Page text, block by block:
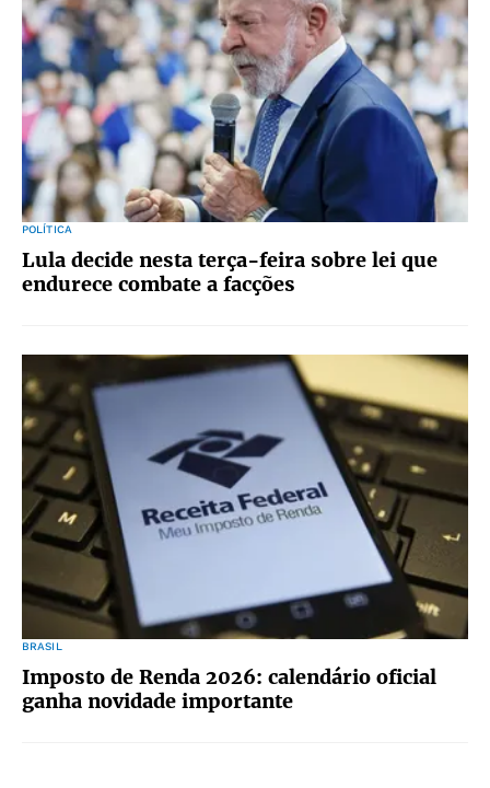
POLÍTICA
Lula decide nesta terça-feira sobre lei que
endurece combate a facções
BRASIL
Imposto de Renda 2026: calendário oficial
ganha novidade importante